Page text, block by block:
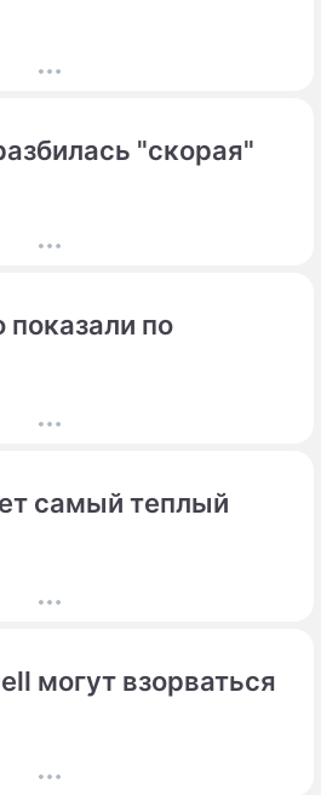
"скорая"
по
самый теплый
могут взорваться